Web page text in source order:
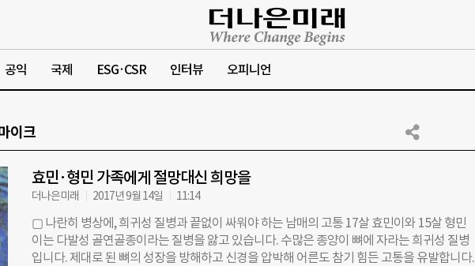
공익 국제 ESG·CSR 인터뷰 오피니언
이크
효민·형민 가족에게 절망대신 희망을
더나은미래 2017년 9월 14일 11:14
▢ 나란히 병상에, 희귀성 질병과 끝없이 싸워야 하는 남매의 고통 17살 효민이와 15살 형민
이는 다발성 골연골종이라는 질병을 앓고 있습니다. 수많은 종양이 뼈에 자라는 희귀성 질병
입니다. 제대로 된 뼈의 성장을 방해하고 신경을 압박해 어른도 참기 힘든 고통을 유발합니다.